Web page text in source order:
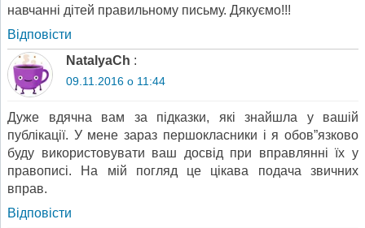
навчанні дітей правильному письму. Дякуємо!!!
Відповіcти
NatalyaCh :
09.11.2016 о 11:44
Дуже вдячна вам за підказки, які знайшла у вашій
публікації. У мене зараз першокласники і я обов”язково
буду використовувати ваш досвід при вправлянні їх у
правописі. На мій погляд це цікава подача звичних
вправ.
Відповіcти